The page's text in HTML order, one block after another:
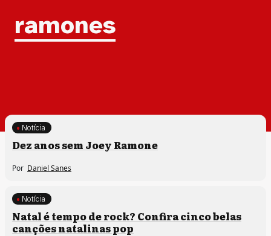
Tag:
ramones
Notícia
Dez anos sem Joey Ramone
Por Daniel Sanes
Notícia
Natal é tempo de rock? Confira cinco belas
canções natalinas pop